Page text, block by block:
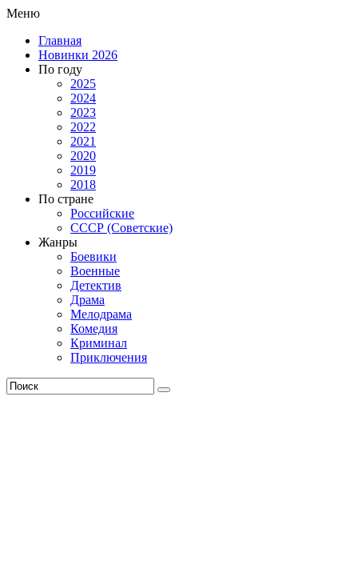
Меню
Главная
Новинки 2026
По году
2025
2024
2023
2022
2021
2020
2019
2018
По стране
Российские
СССР (Советские)
Жанры
Боевики
Военные
Детектив
Драма
Мелодрама
Комедия
Криминал
Приключения